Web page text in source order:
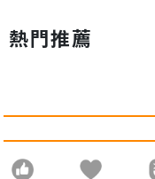
熱門推薦